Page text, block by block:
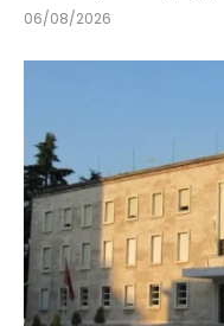
06/08/2026